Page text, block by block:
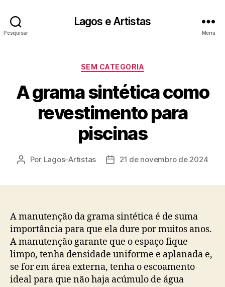
Pesquisar
Lagos e Artistas
Menu
Categorias
SEM CATEGORIA
A grama sintética como
revestimento para
piscinas
Autor
Por Lagos-Artistas
Data21 de novembro de 2024
A manutenção da grama sintética é de suma
importância para que ela dure por muitos anos.
A manutenção garante que o espaço fique
limpo, tenha densidade uniforme e aplanada e,
se for em área externa, tenha o escoamento
ideal para que não haja acúmulo de água